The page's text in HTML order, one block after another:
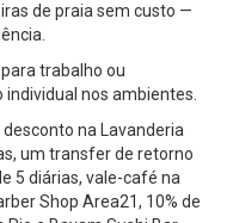
de praia sem custo —
trabalho ou
nos ambientes.
na Lavanderia
um transfer de retorno
5 diárias, vale-café na
Shop Area21, 10% de